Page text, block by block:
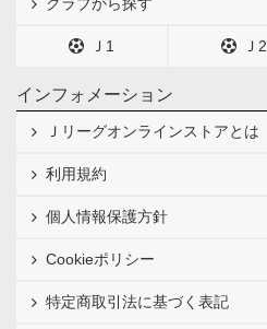
Ｊ1 Ｊ2
インフォメーション
Ｊリーグオンラインストアとは
利用規約
個人情報保護方針
Cookieポリシー
特定商取引法に基づく表記